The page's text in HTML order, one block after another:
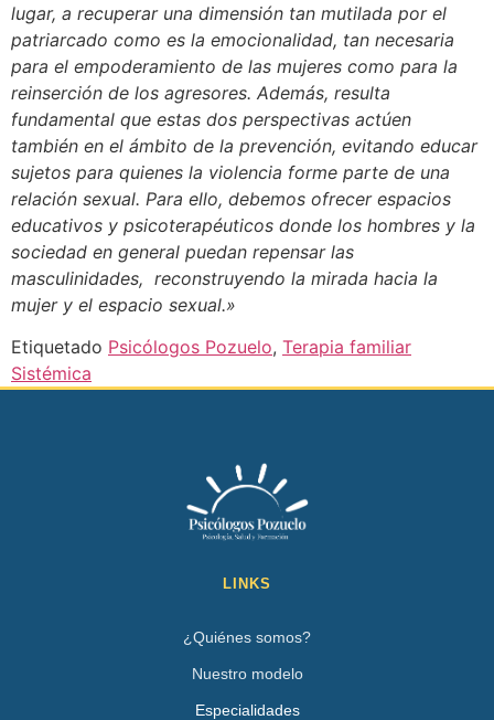
lugar, a recuperar una dimensión tan mutilada por el
patriarcado como es la emocionalidad, tan necesaria
para el empoderamiento de las mujeres como para la
reinserción de los agresores. Además, resulta
fundamental que estas dos perspectivas actúen
también en el ámbito de la prevención, evitando educar
sujetos para quienes la violencia forme parte de una
relación sexual. Para ello, debemos ofrecer espacios
educativos y psicoterapéuticos donde los hombres y la
sociedad en general puedan repensar las
masculinidades, reconstruyendo la mirada hacia la
mujer y el espacio sexual.»
Etiquetado Psicólogos Pozuelo, Terapia familiar
Sistémica
LINKS
¿Quiénes somos?
Nuestro modelo
Especialidades